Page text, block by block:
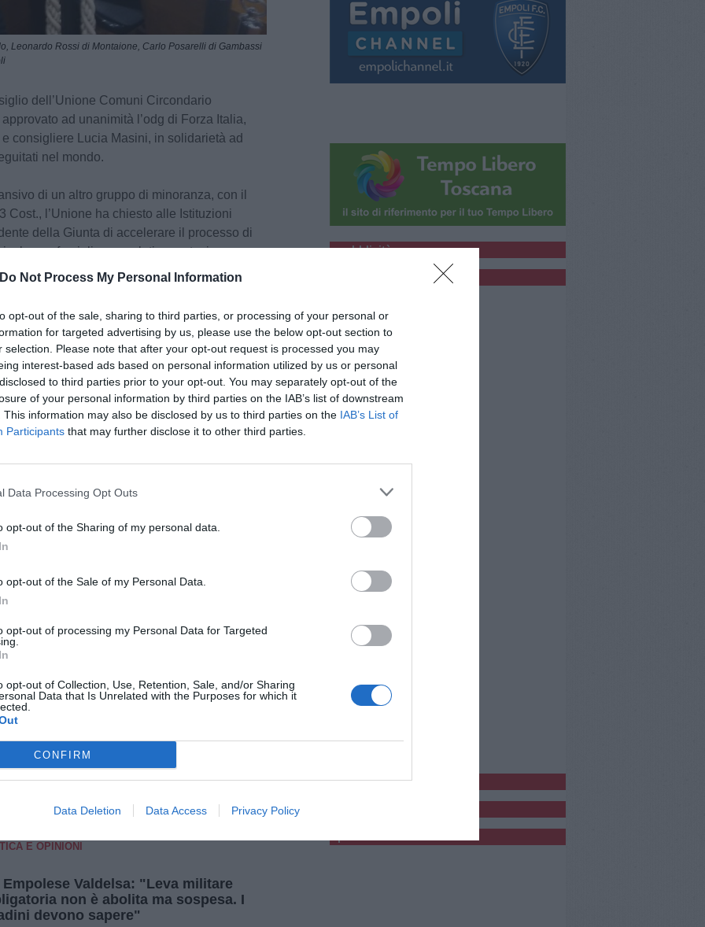
Do Not Process My Personal Information
opt-out of the sale, sharing to third parties, or processing of your personal or
for targeted advertising by us, please use the below opt-out section to
selection. Please note that after your opt-out request is processed you may
interest-based ads based on personal information utilized by us or personal
to third parties prior to your opt-out. You may separately opt-out of the
of your personal information by third parties on the IAB’s list of downstream
This information may also be disclosed by us to third parties on the IAB’s List of
Participants that may further disclose it to other third parties.
Data Processing Opt Outs
opt-out of the Sharing of my personal data.
opt-out of the Sale of my Personal Data.
opt-out of processing my Personal Data for Targeted
opt-out of Collection, Use, Retention, Sale, and/or Sharing
Data that Is Unrelated with the Purposes for which it
CONFIRM
Data Deletion Data Access Privacy Policy
Leonardo Rossi di Montaione, Carlo Posarelli di Gambassi
dell’Unione Comuni Circondario
ad unanimità l’odg di Forza Italia,
consigliere Lucia Masini, in solidarietà ad
nel mondo.
di un altro gruppo di minoranza, con il
Cost., l’Unione ha chiesto alle Istituzioni
della Giunta di accelerare il processo di
e la sua famiglia con relativa protezione
rendersi disponibile, poi, ad ospitare in una
pakistana condannata ingiustamente
islamici, suo marito e la sua famiglia
altresì, presso la Regione Toscana per
dei Cristiani e di tutte le persone
motivi religiosi ed in difesa dei diritti umani.
nei Consigli comunali di Certaldo,
del Centrodestra Andrea Poggianti,
Valdelsa per elevare l’attenzione di
vicende che si stanno consumando
L’auspicio è che il testo possa essere
in ogni aula consiliare dove i gruppi
promotori.
6 Agosto 2026
la FP CGIL denuncia ancora disagi
ospedali di Castelfiorentino e
di caldo continua a creare disagi nelle
sanitarie territoriali dell’Empolese Valdelsa.
CGIL USL Toscana Centro torna a
le condizioni dell’Ospedale vecchio di
E OPINIONI
Empolese Valdelsa: "Leva militare
non è abolita ma sospesa. I
devono sapere"
pubblicità
pubblicitàCl